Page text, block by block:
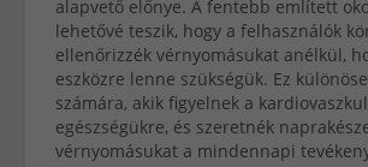
alapvető előnye. A fentebb említett
lehetővé teszik, hogy a felhasználók
ellenőrizzék vérnyomásukat anélkül,
eszközre lenne szükségük. Ez
számára, akik figyelnek a
egészségükre, és szeretnék
vérnyomásukat a mindennapi